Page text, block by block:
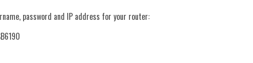
password and IP address for your router: